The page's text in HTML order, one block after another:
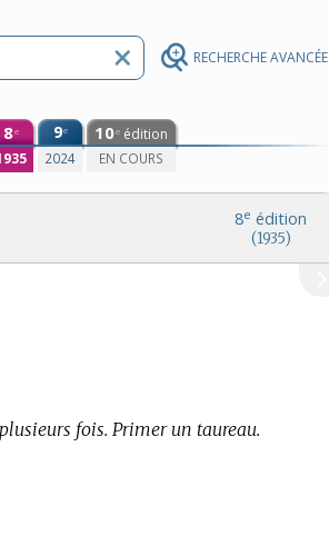
RECHERCHE AVANCÉE
8e 9e
2024
10e édition
EN COURS
8e édition
(1935)
fois. Primer un taureau.